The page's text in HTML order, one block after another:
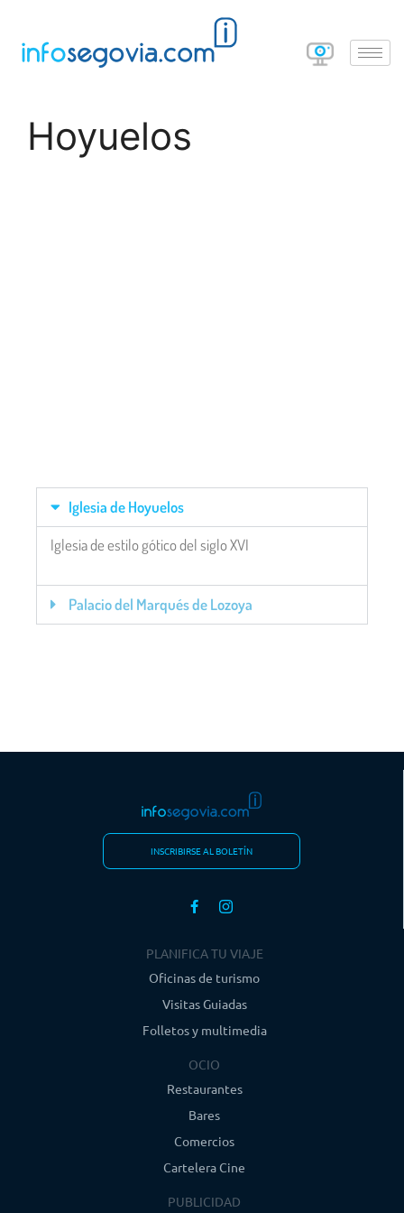
Hoyuelos
Iglesia de Hoyuelos
Iglesia de estilo gótico del siglo XVI
Palacio del Marqués de Lozoya
INSCRIBIRSE AL BOLETÍN
PLANIFICA TU VIAJE
Oficinas de turismo
Visitas Guiadas
Folletos y multimedia
OCIO
Restaurantes
Bares
Comercios
Cartelera Cine
PUBLICIDAD